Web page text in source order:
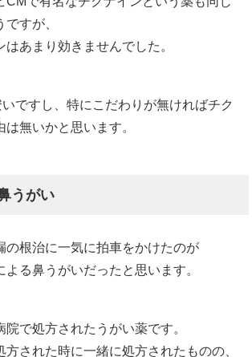
すが、
はあまり効きませんでした。
ですし、特にこだわりが無ければチク
無いかと思います。
うがい
の根治に一気に拍車をかけたのが
よる鼻うがいだったと思います。
院で処方されたうがい薬です。
方された時に一緒に処方されたものの、